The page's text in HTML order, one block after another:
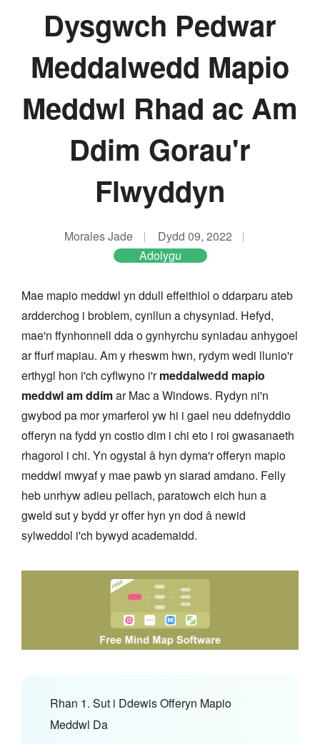
Dysgwch Pedwar
Meddalwedd Mapio
Meddwl Rhad ac Am
Ddim Gorau'r
Flwyddyn
Morales Jade
Dydd 09, 2022
Adolygu
Mae mapio meddwl yn ddull effeithiol o ddarparu ateb
ardderchog i broblem, cynllun a chysyniad. Hefyd,
mae'n ffynhonnell dda o gynhyrchu syniadau anhygoel
ar ffurf mapiau. Am y rheswm hwn, rydym wedi llunio'r
erthygl hon i'ch cyflwyno i'rmeddalwedd mapio
meddwl am ddimar Mac a Windows. Rydyn ni'n
gwybod pa mor ymarferol yw hi i gael neu ddefnyddio
offeryn na fydd yn costio dim i chi eto i roi gwasanaeth
rhagorol i chi. Yn ogystal â hyn dyma'r offeryn mapio
meddwl mwyaf y mae pawb yn siarad amdano. Felly
heb unrhyw adieu pellach, paratowch eich hun a
gweld sut y bydd yr offer hyn yn dod â newid
sylweddol i'ch bywyd academaidd.
Rhan 1. Sut i Ddewis Offeryn Mapio
Meddwl Da